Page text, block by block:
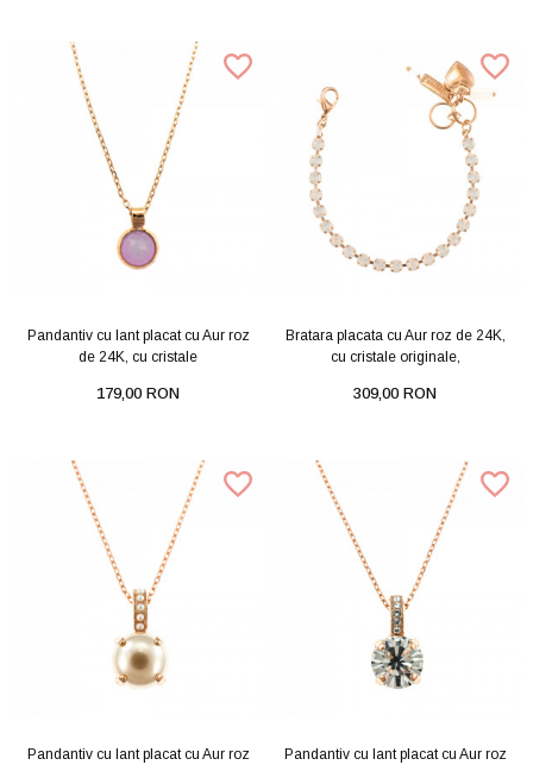
Pandantiv cu lant placat cu Aur roz
de 24K, cu cristale
179,00 RON
Bratara placata cu Aur roz de 24K,
cu cristale originale,
309,00 RON
Pandantiv cu lant placat cu Aur roz
Pandantiv cu lant placat cu Aur roz